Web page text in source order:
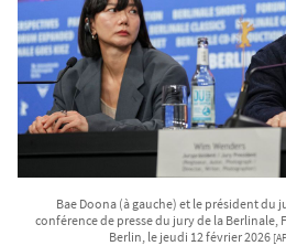
Bae Doona (à gauche) et le président du
conférence de presse du jury de la
Berlin, le jeudi 12 février 2026